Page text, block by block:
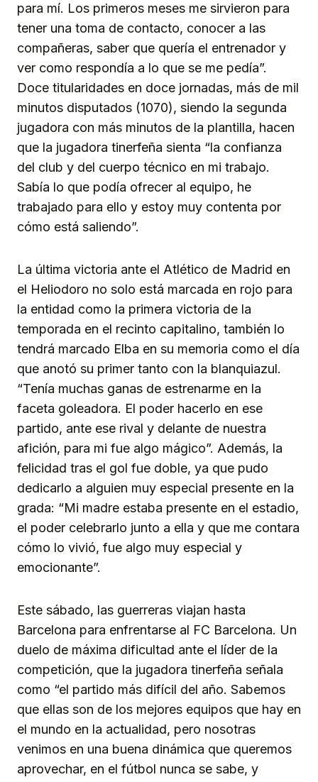
para mí. Los primeros meses me sirvieron para
tener una toma de contacto, conocer a las
compañeras, saber que quería el entrenador y
ver como respondía a lo que se me pedía”.
Doce titularidades en doce jornadas, más de mil
minutos disputados (1070), siendo la segunda
jugadora con más minutos de la plantilla, hacen
que la jugadora tinerfeña sienta “la confianza
del club y del cuerpo técnico en mi trabajo.
Sabía lo que podía ofrecer al equipo, he
trabajado para ello y estoy muy contenta por
cómo está saliendo”.
La última victoria ante el Atlético de Madrid en
el Heliodoro no solo está marcada en rojo para
la entidad como la primera victoria de la
temporada en el recinto capitalino, también lo
tendrá marcado Elba en su memoria como el día
que anotó su primer tanto con la blanquiazul.
“Tenía muchas ganas de estrenarme en la
faceta goleadora. El poder hacerlo en ese
partido, ante ese rival y delante de nuestra
afición, para mi fue algo mágico”. Además, la
felicidad tras el gol fue doble, ya que pudo
dedicarlo a alguien muy especial presente en la
grada: “Mi madre estaba presente en el estadio,
el poder celebrarlo junto a ella y que me contara
cómo lo vivió, fue algo muy especial y
emocionante”.
Este sábado, las guerreras viajan hasta
Barcelona para enfrentarse al FC Barcelona. Un
duelo de máxima dificultad ante el líder de la
competición, que la jugadora tinerfeña señala
como “el partido más difícil del año. Sabemos
que ellas son de los mejores equipos que hay en
el mundo en la actualidad, pero nosotras
venimos en una buena dinámica que queremos
aprovechar, en el fútbol nunca se sabe, y